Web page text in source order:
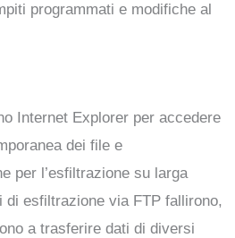
programmati e modifiche al
Internet Explorer per accedere
dei file e
per l’esfiltrazione su larga
esfiltrazione via FTP fallirono,
a trasferire dati di diversi